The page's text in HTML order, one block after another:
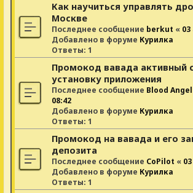
Как научиться управлять
Москве
Последнее сообщение berkut « 03
Добавлено в форуме Курилка
Ответы: 1
Промокод вавада активный
установку приложения
Последнее сообщение Blood Angel
08:42
Добавлено в форуме Курилка
Ответы: 1
Промокод на вавада и его
депозита
Последнее сообщение CoPilot «
Добавлено в форуме Курилка
Ответы: 1